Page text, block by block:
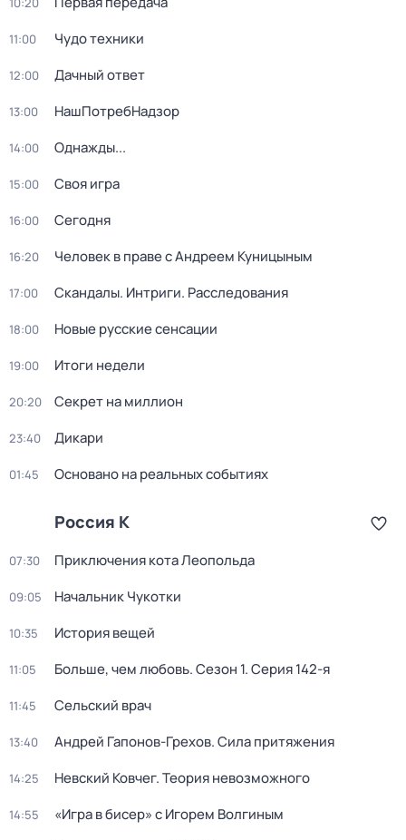
11:00 Чудо техники
12:00 Дачный ответ
13:00 НашПотребНадзор
14:00 Однажды...
15:00 Своя игра
16:00 Сегодня
16:20 Человек в праве с Андреем Куницыным
17:00 Скандалы. Интриги. Расследования
18:00 Новые русские сенсации
19:00 Итоги недели
20:20 Секрет на миллион
23:40 Дикари
01:45 Основано на реальных событиях
Россия К
07:30 Приключения кота Леопольда
09:05 Начальник Чукотки
10:35 История вещей
11:05 Больше, чем любовь. Сезон 1. Серия 142-я
11:45 Сельский врач
13:40 Андрей Гапонов-Грехов. Сила притяжения
14:25 Невский Ковчег. Теория невозможного
14:55 «Игра в бисер» с Игорем Волгиным